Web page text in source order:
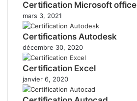
Certification Microsoft office
mars 3, 2021
Certifications Autodesk
décembre 30, 2020
Certification Excel
janvier 6, 2020